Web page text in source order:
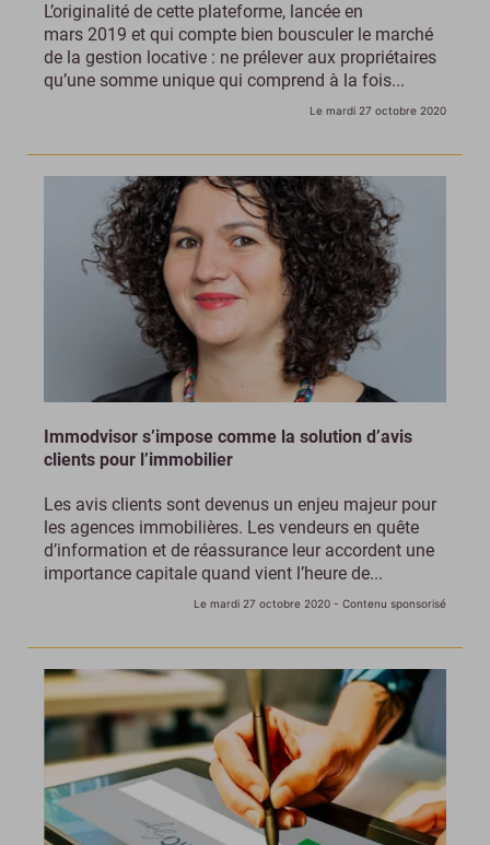
L’originalité de cette plateforme, lancée en
mars 2019 et qui compte bien bousculer le marché
de la gestion locative : ne prélever aux propriétaires
qu’une somme unique qui comprend à la fois...
Le mardi 27 octobre 2020
Immodvisor s’impose comme la solution d’avis
clients pour l’immobilier
Les avis clients sont devenus un enjeu majeur pour
les agences immobilières. Les vendeurs en quête
d’information et de réassurance leur accordent une
importance capitale quand vient l’heure de...
Le mardi 27 octobre 2020 - Contenu sponsorisé